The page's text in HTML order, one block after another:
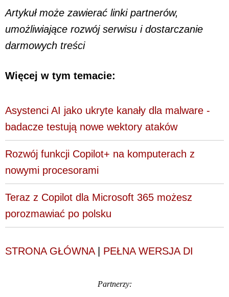
Artykuł może zawierać linki partnerów,
umożliwiające rozwój serwisu i dostarczanie
darmowych treści
Więcej w tym temacie:
Asystenci AI jako ukryte kanały dla malware -
badacze testują nowe wektory ataków
Rozwój funkcji Copilot+ na komputerach z
nowymi procesorami
Teraz z Copilot dla Microsoft 365 możesz
porozmawiać po polsku
STRONA GŁÓWNA| PEŁNA WERSJA DI
Partnerzy: